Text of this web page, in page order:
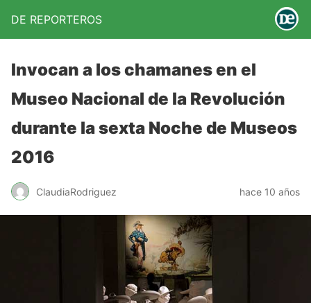
DE REPORTEROS
Invocan a los chamanes en el
Museo Nacional de la Revolución
durante la sexta Noche de Museos
2016
ClaudiaRodriguez hace 10 años